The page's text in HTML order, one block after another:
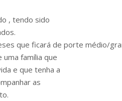
, tendo sido
que ficará de porte médio/
uma família que
e que tenha a
as